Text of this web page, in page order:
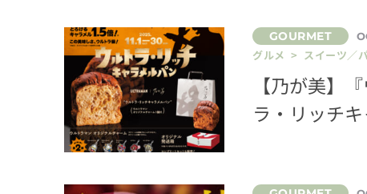
グルメ > スイーツ／
【乃が美】
ラ・リッチ